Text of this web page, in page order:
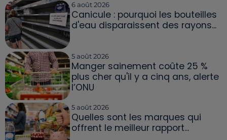
6 août 2026
Canicule : pourquoi les bouteilles
d'eau disparaissent des rayons...
5 août 2026
Manger sainement coûte 25 %
plus cher qu'il y a cinq ans, alerte
l’ONU
5 août 2026
Quelles sont les marques qui
offrent le meilleur rapport...